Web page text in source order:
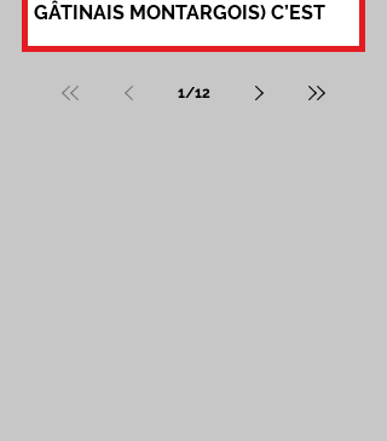
GÂTINAIS MONTARGOIS) C’EST
QUOI LE PETR ? Le Pôle d’Équilibre
montargois vise à...
1/12